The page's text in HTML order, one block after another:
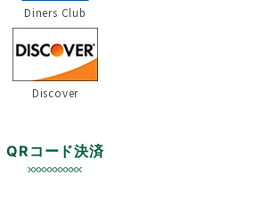
Diners Club
Discover
QRコード決済